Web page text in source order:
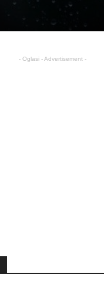
- Oglasi - Advertisement -